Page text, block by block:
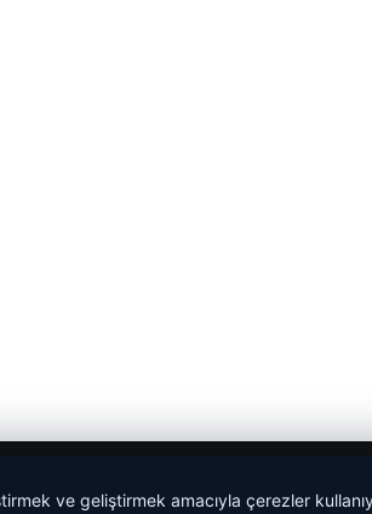
ve geliştirmek amacıyla çerezler